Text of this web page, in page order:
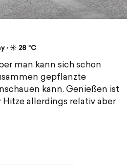
⋅ ☀️ 28 °C
man kann sich schon
gepflanzte
kann. Genießen ist
allerdings relativ aber